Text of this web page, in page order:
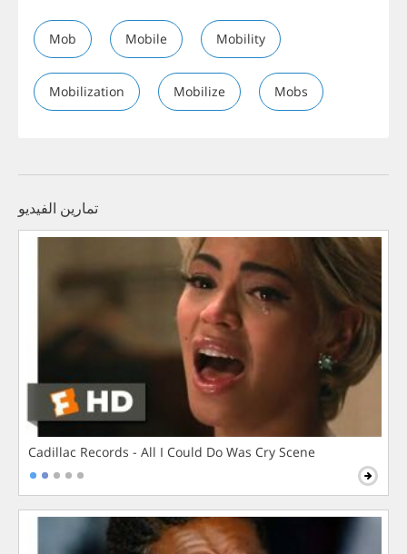
Mob Mobile Mobility
Mobilization Mobilize Mobs
تمارين الفيديو
Cadillac Records - All I Could Do Was Cry Scene